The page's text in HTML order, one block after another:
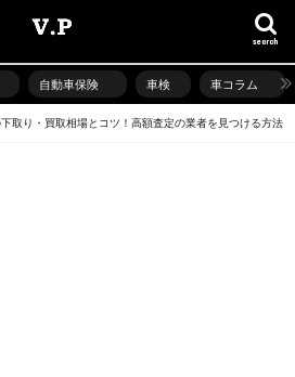
search
自動車保険 車検 車コラム
取り・買取相場とコツ！高額査定の業者を見つける方法